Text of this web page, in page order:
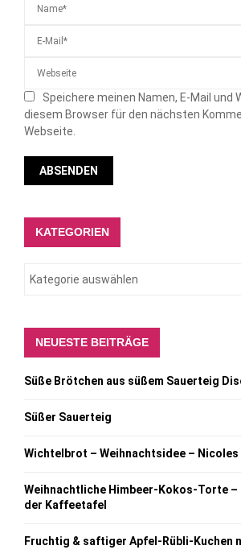
Speichere meinen Namen, E-Mail und
diesem Browser für den nächsten
Webseite.
KATEGORIEN
NEUESTE BEITRÄGE
Süße Brötchen aus süßem Sauerteig
Süßer Sauerteig
Wichtelbrot – Weihnachtsidee –
Weihnachtliche Himbeer-Kokos-Torte
der Kaffeetafel
Fruchtig & saftiger Apfel-Rübli-Kuchen